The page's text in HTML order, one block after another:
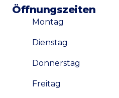
Öffnungszeiten
Montag
Dienstag
Donnerstag
Freitag